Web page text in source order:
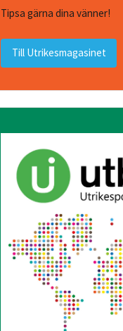
Tipsa gärna dina vänner!
Till Utrikesmagasinet